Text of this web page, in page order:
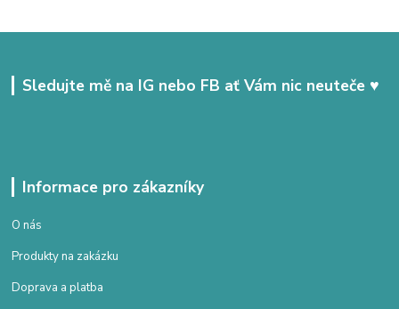
Sledujte mě na IG nebo FB ať Vám nic neuteče ♥
Informace pro zákazníky
O nás
Produkty na zakázku
Doprava a platba